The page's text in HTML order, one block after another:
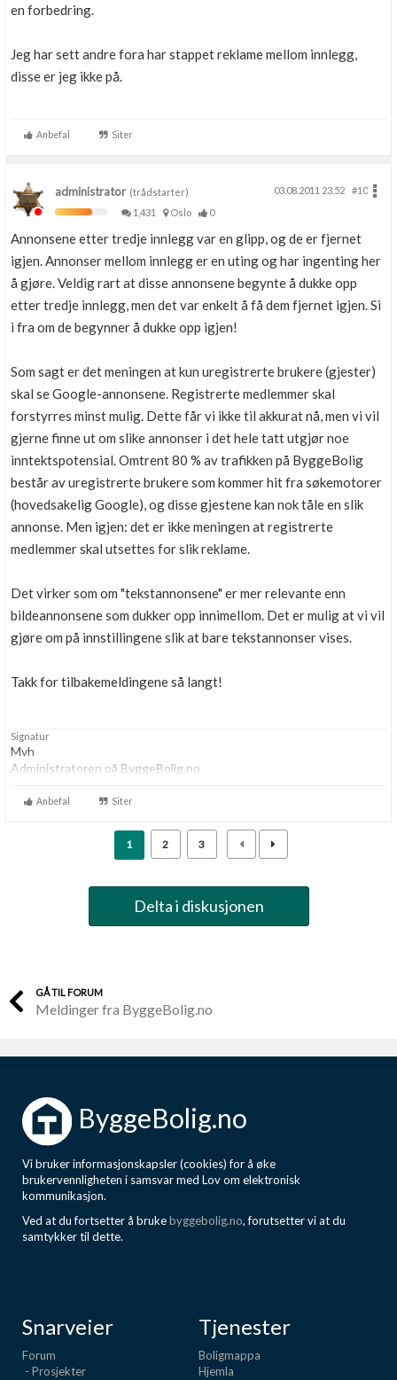
en forbedring.
Jeg har sett andre fora har stappet reklame mellom innlegg,
disse er jeg ikke på.
Anbefal Siter
administrator(trådstarter) 03.08.2011 23.52
#10
1,431
Oslo 0
Annonsene etter tredje innlegg var en glipp, og de er fjernet
igjen. Annonser mellom innlegg er en uting og har ingenting her
å gjøre. Veldig rart at disse annonsene begynte å dukke opp
etter tredje innlegg, men det var enkelt å få dem fjernet igjen. Si
i fra om de begynner å dukke opp igjen!
Som sagt er det meningen at kun uregistrerte brukere (gjester)
skal se Google-annonsene. Registrerte medlemmer skal
forstyrres minst mulig. Dette får vi ikke til akkurat nå, men vi vil
gjerne finne ut om slike annonser i det hele tatt utgjør noe
inntektspotensial. Omtrent 80 % av trafikken på ByggeBolig
består av uregistrerte brukere som kommer hit fra søkemotorer
(hovedsakelig Google), og disse gjestene kan nok tåle en slik
annonse. Men igjen: det er ikke meningen at registrerte
medlemmer skal utsettes for slik reklame.
Det virker som om "tekstannonsene" er mer relevante enn
bildeannonsene som dukker opp innimellom. Det er mulig at vi vil
gjøre om på innstillingene slik at bare tekstannonser vises.
Takk for tilbakemeldingene så langt!
Signatur
Mvh
Administratoren på ByggeBolig.no
Anbefal Siter
1 2 3
Delta i diskusjonen
GÅ TIL FORUM
Meldinger fra ByggeBolig.no
ByggeBolig.no
Vi bruker informasjonskapsler (cookies) for å øke
brukervennligheten i samsvar med Lov om elektronisk
kommunikasjon.
Ved at du fortsetter å brukebyggebolig.no, forutsetter vi at du
samtykker til dette.
Snarveier
Forum
- Prosjekter
Tjenester
Boligmappa
Hjemla